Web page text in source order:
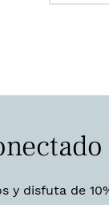
y disfuta de